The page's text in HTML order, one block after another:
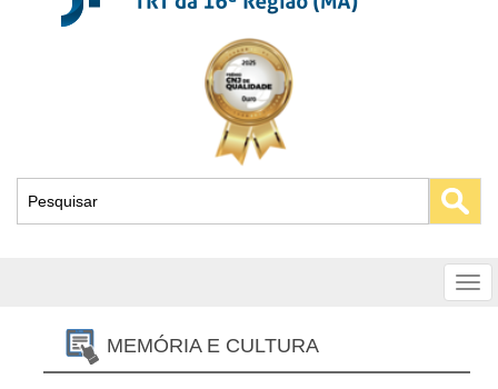
MEMÓRIA E CULTURA